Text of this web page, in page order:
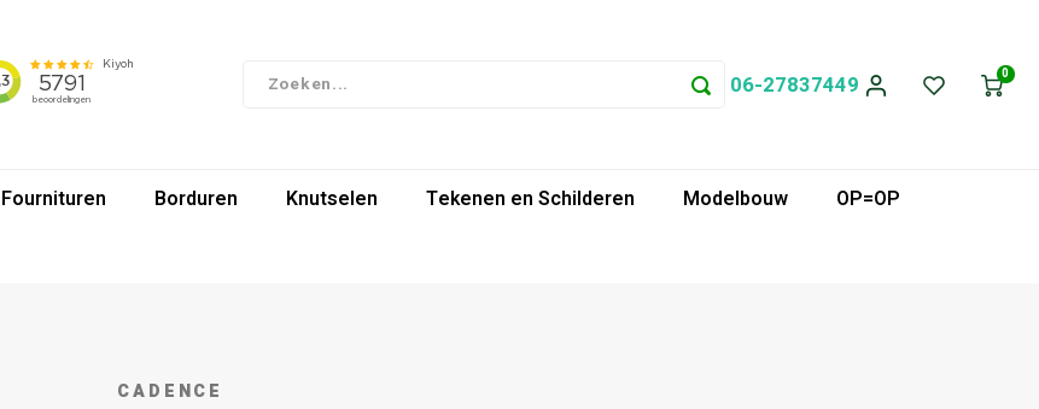
06-27837449 0
Fournituren Borduren Knutselen Tekenen en Schilderen Modelbouw
OP=OP
CADENCE